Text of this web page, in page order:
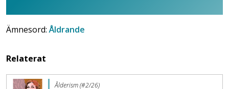
Ämnesord:Åldrande
Relaterat
Ålderism (#2/26)